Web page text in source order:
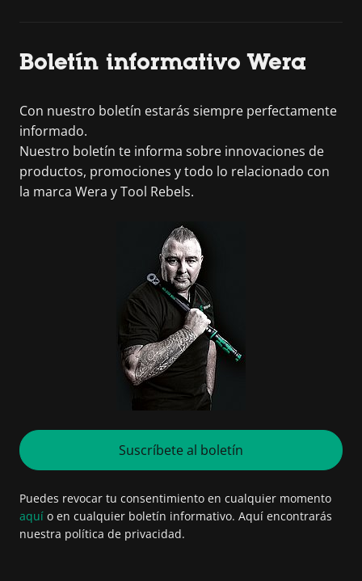
Boletín informativo Wera
Con nuestro boletín estarás siempre perfectamente
informado.
Nuestro boletín te informa sobre innovaciones de
productos, promociones y todo lo relacionado con
la marca Wera y Tool Rebels.
Suscríbete al boletín
Puedes revocar tu consentimiento en cualquier momento
aquí o en cualquier boletín informativo. Aquí encontrarás
nuestra política de privacidad.